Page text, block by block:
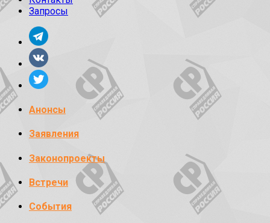
Запросы
Анонсы
Заявления
Законопроекты
Встречи
События